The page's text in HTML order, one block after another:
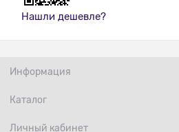
Нашли дешевле?
Информация
Каталог
Личный кабинет